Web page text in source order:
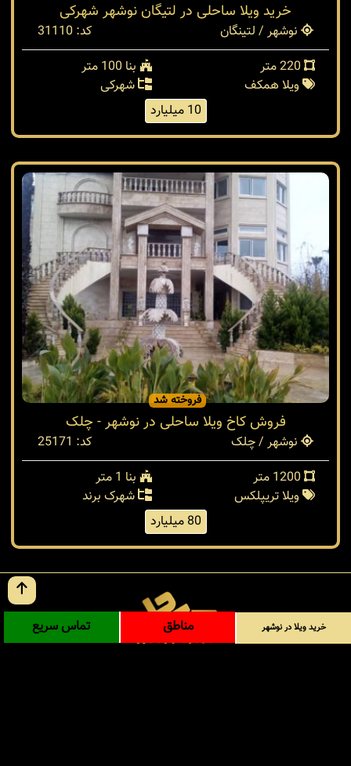
خرید ویلا ساحلی در لتیگان نوشهر شهرکی
نوشهر / لتینگان
کد: 31110
بنا 100 متر
ویلا همکف
شهرکی
10 میلیارد
فروخته شد
فروش کاخ ویلا ساحلی در نوشهر - چلک
نوشهر / چلک
کد: 25171
بنا 1 متر
ویلا تریپلکس
شهرک برند
80 میلیارد
خرید ویلا در نوشهر مناطق تماس سریع